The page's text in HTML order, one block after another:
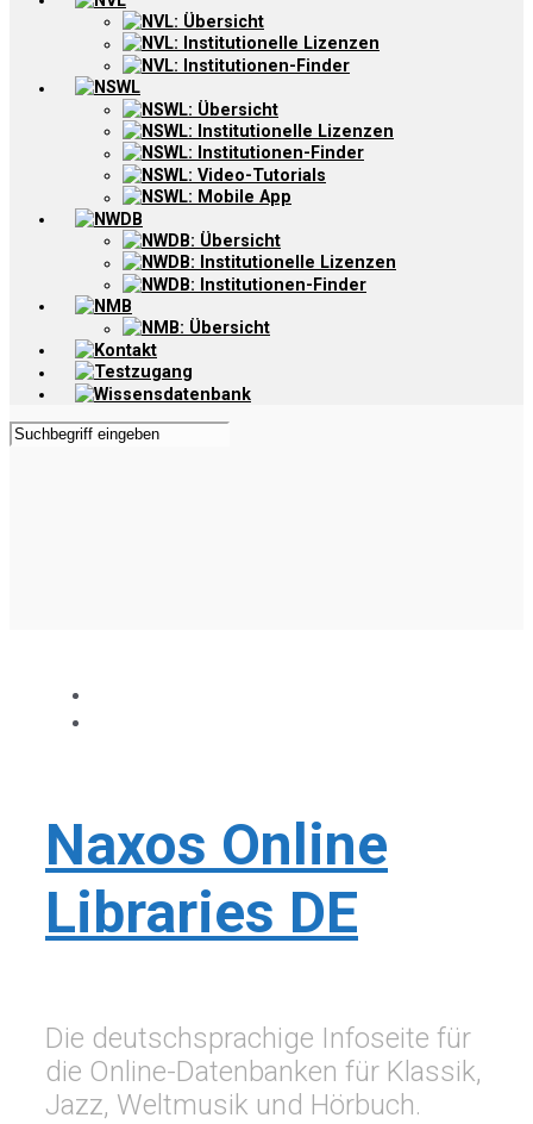
NVL: Übersicht
NVL: Institutionelle Lizenzen
NVL: Institutionen-Finder
NSWL
NSWL: Übersicht
NSWL: Institutionelle Lizenzen
NSWL: Institutionen-Finder
NSWL: Video-Tutorials
NSWL: Mobile App
NWDB
NWDB: Übersicht
NWDB: Institutionelle Lizenzen
NWDB: Institutionen-Finder
NMB
NMB: Übersicht
Kontakt
Testzugang
Wissensdatenbank
Naxos Online
Libraries DE
Die deutschsprachige Infoseite für
die Online-Datenbanken für Klassik,
Jazz, Weltmusik und Hörbuch.